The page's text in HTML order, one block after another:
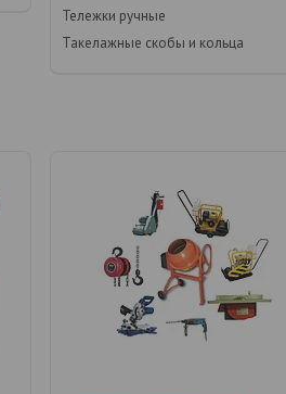
Тележки ручные
Такелажные скобы и кольца